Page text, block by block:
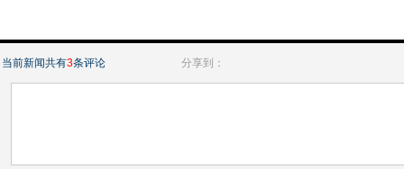
当前新闻共有3条评论 分享到：